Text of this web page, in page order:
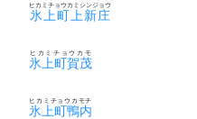
氷上町上新庄
ヒカミチョウカミシンジョウ
氷上町賀茂
ヒカミチョウカモ
氷上町鴨内
ヒカミチョウカモチ